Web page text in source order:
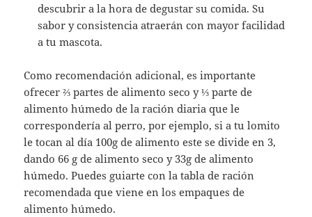
descubrir a la hora de degustar su comida. Su
sabor y consistencia atraerán con mayor facilidad
a tu mascota.
Como recomendación adicional, es importante
ofrecer ⅔ partes de alimento seco y ⅓ parte de
alimento húmedo de la ración diaria que le
correspondería al perro, por ejemplo, si a tu lomito
le tocan al día 100g de alimento este se divide en 3,
dando 66 g de alimento seco y 33g de alimento
húmedo. Puedes guiarte con la tabla de ración
recomendada que viene en los empaques de
alimento húmedo.